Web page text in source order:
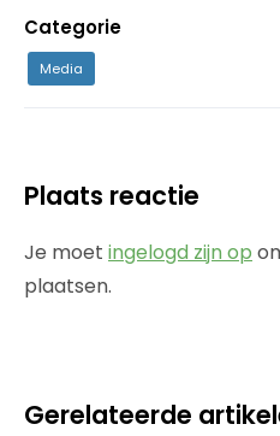
Categorie
Media
Plaats reactie
Je moet ingelogd zijn op
plaatsen.
Gerelateerde